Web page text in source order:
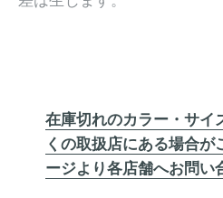
在庫切れのカラー・サイ
くの取扱店にある場合
ージより各店舗へお問い